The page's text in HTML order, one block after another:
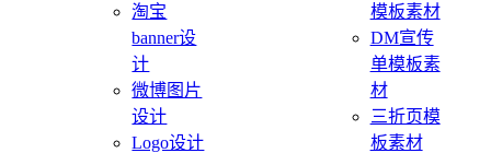
淘宝
banner设
计
微博图片
设计
Logo设计
模板素材
DM宣传
单模板素
材
三折页模
板素材